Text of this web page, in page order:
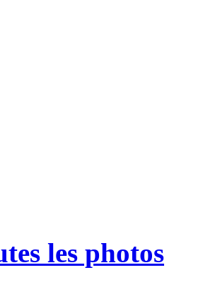
les photos